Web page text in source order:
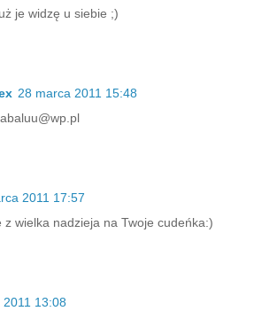
je widzę u siebie ;)
28 marca 2011 15:48
2011 17:57
z wielka nadzieja na Twoje cudeńka:)
13:08